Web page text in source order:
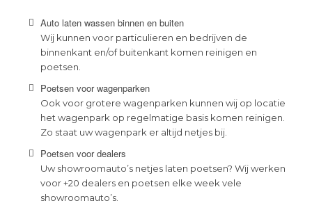
Auto laten wassen binnen en buiten
Wij kunnen voor particulieren en bedrijven de
binnenkant en/of buitenkant komen reinigen en
poetsen.
Poetsen voor wagenparken
Ook voor grotere wagenparken kunnen wij op locatie
het wagenpark op regelmatige basis komen reinigen.
Zo staat uw wagenpark er altijd netjes bij.
Poetsen voor dealers
Uw showroomauto’s netjes laten poetsen? Wij werken
voor +20 dealers en poetsen elke week vele
showroomauto’s.